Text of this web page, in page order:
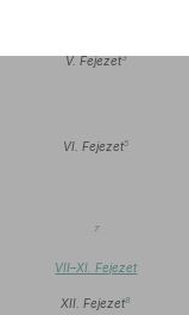
V. Fejezet3
VI. Fejezet5
7
VII–XI. Fejezet
XII. Fejezet8